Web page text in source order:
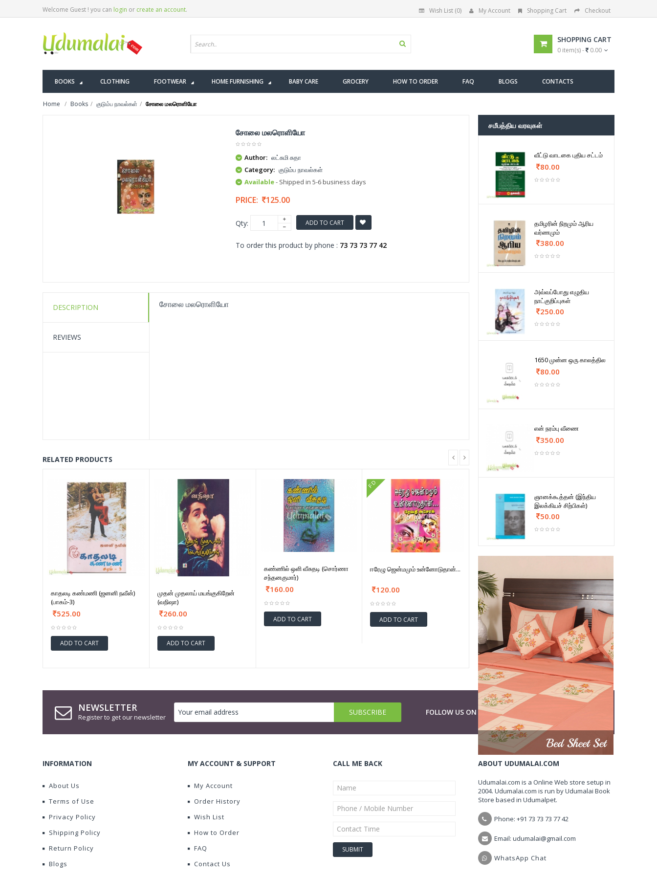
Welcome Guest ! you can login or create an account. Wish List (0) My Account Shopping Cart Checkout
SHOPPING CART
0 item(s) - 0.00
BOOKS CLOTHING FOOTWEAR HOME FURNISHING BABY CARE GROCERY HOW TO ORDER FAQ BLOGS CONTACTS
Home Books குடும்ப நாவல்கள் சோலை மலரொளியோ
சோலை மலரொளியோ
Author: லட்சுமி சுதா
Category: குடும்ப நாவல்கள்
Available- Shipped in 5-6 business days
PRICE: 125.00
Qty: ADD TO CART
To order this product by phone : 73 73 73 77 42
DESCRIPTION
REVIEWS
சோலை மலரொளியோ
RELATED PRODUCTS
காதலடி கண்மணி (ஜனனி நவீன்)
(பாகம்-3)
525.00
ADD TO CART
முதன் முதலாய் மயங்குகிறேன்
(வநிஷா)
260.00
ADD TO CART
கண்ணில் ஒளி வீசுதடி (சொர்ணா
சந்தனகுமார்)
160.00
ADD TO CART
FD
ஈரேழு ஜென்மமும் உன்னோடுதான்...
120.00
ADD TO CART
சமீபத்திய வரவுகள்
வீட்டு வாடகை புதிய சட்டம்
80.00
தமிழரின் நிறமும் ஆரிய
வர்ணமும்
380.00
அவ்வப்போது எழுதிய
நாட்குறிப்புகள்
250.00
1650 முன்ன ஒரு காலத்தில
80.00
என் நரம்பு வீணை
350.00
ஞானக்கூத்தன் (இந்திய
இலக்கியச் சிற்பிகள்)
50.00
NEWSLETTER
Register to get our newsletter
FOLLOW US ON
INFORMATION
About Us
Terms of Use
Privacy Policy
Shipping Policy
Return Policy
Blogs
MY ACCOUNT & SUPPORT
My Account
Order History
Wish List
How to Order
FAQ
Contact Us
CALL ME BACK ABOUT UDUMALAI.COM
Udumalai.com is a Online Web store setup in
2004. Udumalai.com is run by Udumalai Book
Store based in Udumalpet.
Phone: +91 73 73 73 77 42
Email: udumalai@gmail.com
WhatsApp Chat